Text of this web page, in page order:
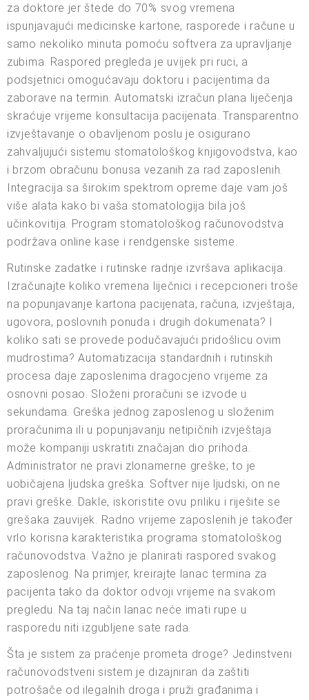
za doktore jer štede do 70% svog vremena
ispunjavajući medicinske kartone, rasporede i račune u
samo nekoliko minuta pomoću softvera za upravljanje
zubima. Raspored pregleda je uvijek pri ruci, a
podsjetnici omogućavaju doktoru i pacijentima da
zaborave na termin. Automatski izračun plana liječenja
skraćuje vrijeme konsultacija pacijenata. Transparentno
izvještavanje o obavljenom poslu je osigurano
zahvaljujući sistemu stomatološkog knjigovodstva, kao
i brzom obračunu bonusa vezanih za rad zaposlenih.
Integracija sa širokim spektrom opreme daje vam još
više alata kako bi vaša stomatologija bila još
učinkovitija. Program stomatološkog računovodstva
podržava online kase i rendgenske sisteme.
Rutinske zadatke i rutinske radnje izvršava aplikacija.
Izračunajte koliko vremena liječnici i recepcioneri troše
na popunjavanje kartona pacijenata, računa, izvještaja,
ugovora, poslovnih ponuda i drugih dokumenata? I
koliko sati se provede podučavajući pridošlicu ovim
mudrostima? Automatizacija standardnih i rutinskih
procesa daje zaposlenima dragocjeno vrijeme za
osnovni posao. Složeni proračuni se izvode u
sekundama. Greška jednog zaposlenog u složenim
proračunima ili u popunjavanju netipičnih izvještaja
može kompaniji uskratiti značajan dio prihoda.
Administrator ne pravi zlonamerne greške; to je
uobičajena ljudska greška. Softver nije ljudski, on ne
pravi greške. Dakle, iskoristite ovu priliku i riješite se
grešaka zauvijek. Radno vrijeme zaposlenih je također
vrlo korisna karakteristika programa stomatološkog
računovodstva. Važno je planirati raspored svakog
zaposlenog. Na primjer, kreirajte lanac termina za
pacijenta tako da doktor odvoji vrijeme na svakom
pregledu. Na taj način lanac neće imati rupe u
rasporedu niti izgubljene sate rada.
Šta je sistem za praćenje prometa droge? Jedinstveni
računovodstveni sistem je dizajniran da zaštiti
potrošače od ilegalnih droga i pruži građanima i